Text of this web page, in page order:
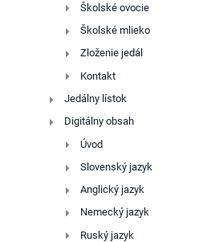
Školské ovocie
Školské mlieko
Zloženie jedál
Kontakt
Jedálny lístok
Digitálny obsah
Úvod
Slovenský jazyk
Anglický jazyk
Nemecký jazyk
Ruský jazyk